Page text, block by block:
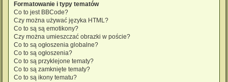
Formatowanie i typy tematów
Co to jest BBCode?
Czy można używać języka HTML?
Co to są są emotikony?
Czy można umieszczać obrazki w poście?
Co to są ogłoszenia globalne?
Co to są ogłoszenia?
Co to są przyklejone tematy?
Co to są zamknięte tematy?
Co to są ikony tematu?